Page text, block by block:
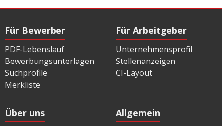
Für Bewerber
PDF-Lebenslauf
Bewerbungsunterlagen
Suchprofile
Merkliste
Für Arbeitgeber
Unternehmensprofil
Stellenanzeigen
CI-Layout
Über uns Allgemein